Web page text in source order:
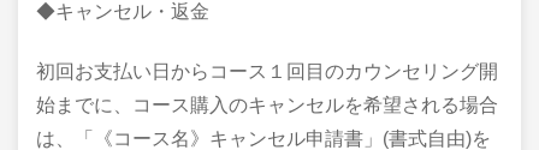
◆キャンセル・返金
初回お支払い日からコース１回目のカウンセリング開
始までに、コース購入のキャンセルを希望される場合
は、「《コース名》キャンセル申請書」(書式自由)を